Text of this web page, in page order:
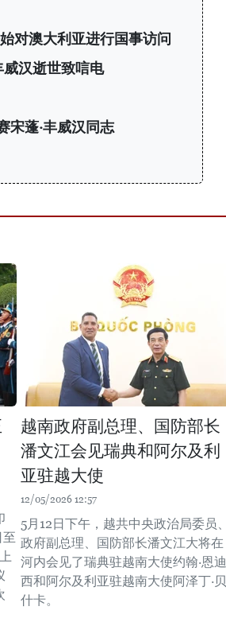
对澳大利亚进行国事访问
威汉逝世致唁电
宋蓬·丰威汉同志
至
越南政府副总理、国防部长
潘文江会见瑞典和阿尔及利
亚驻越大使
12/05/2026 12:57
5月12日下午，越共中央政治局委员、
政府副总理、国防部长潘文江大将在
河内会见了瑞典驻越南大使约翰·恩迪
西和阿尔及利亚驻越南大使阿泽丁·贝
什卡。